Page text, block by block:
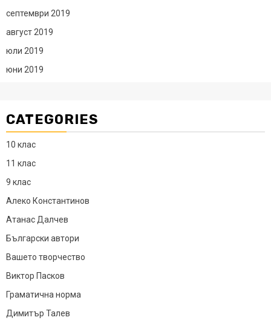
септември 2019
август 2019
юли 2019
юни 2019
CATEGORIES
10 клас
11 клас
9 клас
Алеко Константинов
Атанас Далчев
Български автори
Вашето творчество
Виктор Пасков
Граматична норма
Димитър Талев